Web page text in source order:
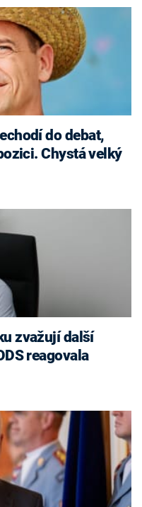
do debat,
Chystá velký
reagovala